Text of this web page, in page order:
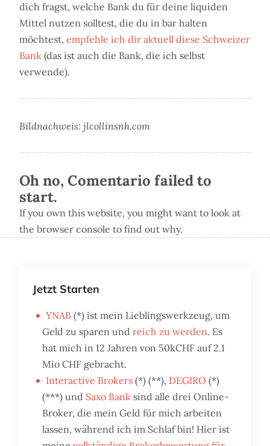
dich fragst, welche Bank du für deine liquiden
Mittel nutzen solltest, die du in bar halten
möchtest, empfehle ich dir aktuell diese Schweizer
Bank (das ist auch die Bank, die ich selbst
verwende).
Bildnachweis: jlcollinsnh.com
Oh no, Comentario failed to
start.
If you own this website, you might want to look at
the browser console to find out why.
Jetzt Starten
YNAB (*) ist mein Lieblingswerkzeug, um
Geld zu sparen undreich zu werden. Es
hat mich in 12 Jahren von 50kCHF auf 2.1
Mio CHF gebracht.
Interactive Brokers (*) (**), DEGIRO (*)
(***) und Saxo Bank sind alle drei Online-
Broker, die mein Geld für mich arbeiten
lassen, während ich im Schlaf bin! Hier ist